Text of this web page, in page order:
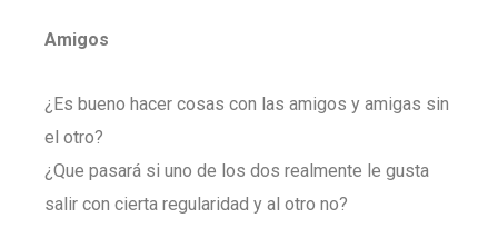
Amigos
¿Es bueno hacer cosas con las amigos y amigas sin
el otro?
¿Que pasará si uno de los dos realmente le gusta
salir con cierta regularidad y al otro no?